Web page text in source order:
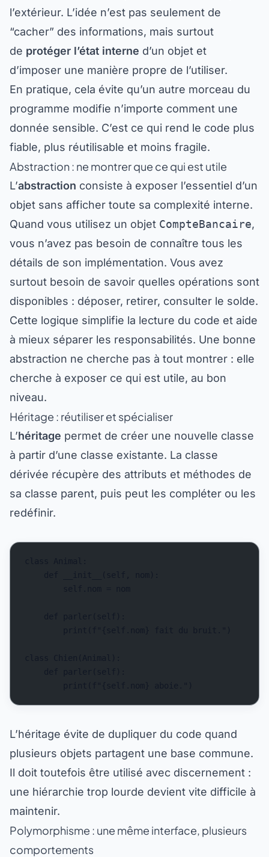
l’extérieur. L’idée n’est pas seulement de
“cacher” des informations, mais surtout
de protéger l’état interne d’un objet et
d’imposer une manière propre de l’utiliser.
En pratique, cela évite qu’un autre morceau du
programme modifie n’importe comment une
donnée sensible. C’est ce qui rend le code plus
fiable, plus réutilisable et moins fragile.
Abstraction : ne montrer que ce qui est utile
L’abstraction consiste à exposer l’essentiel d’un
objet sans afficher toute sa complexité interne.
Quand vous utilisez un objet CompteBancaire,
vous n’avez pas besoin de connaître tous les
détails de son implémentation. Vous avez
surtout besoin de savoir quelles opérations sont
disponibles : déposer, retirer, consulter le solde.
Cette logique simplifie la lecture du code et aide
à mieux séparer les responsabilités. Une bonne
abstraction ne cherche pas à tout montrer : elle
cherche à exposer ce qui est utile, au bon
niveau.
Héritage : réutiliser et spécialiser
L’héritage permet de créer une nouvelle classe
à partir d’une classe existante. La classe
dérivée récupère des attributs et méthodes de
sa classe parent, puis peut les compléter ou les
redéfinir.
L’héritage évite de dupliquer du code quand
plusieurs objets partagent une base commune.
Il doit toutefois être utilisé avec discernement :
une hiérarchie trop lourde devient vite difficile à
maintenir.
Polymorphisme : une même interface, plusieurs
comportements